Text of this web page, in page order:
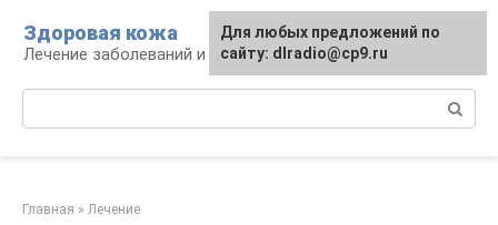
контенту
Здоровая кожа
Лечение заболеваний и уход за кожей
Главная » Лечение
Для любых предложений по
сайту: dlradio@cp9.ru